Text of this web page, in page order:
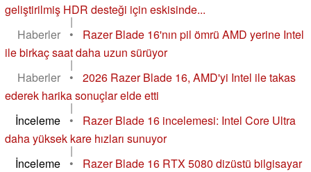
geliştirilmiş HDR desteği için eskisinde...
|
Haberler
•
Razer Blade 16'nın pil ömrü AMD yerine Intel
ile birkaç saat daha uzun sürüyor
|
Haberler
•
2026 Razer Blade 16, AMD'yi Intel ile takas
ederek harika sonuçlar elde etti
|
İnceleme
•
Razer Blade 16 incelemesi: Intel Core Ultra
daha yüksek kare hızları sunuyor
|
İnceleme
•
Razer Blade 16 RTX 5080 dizüstü bilgisayar